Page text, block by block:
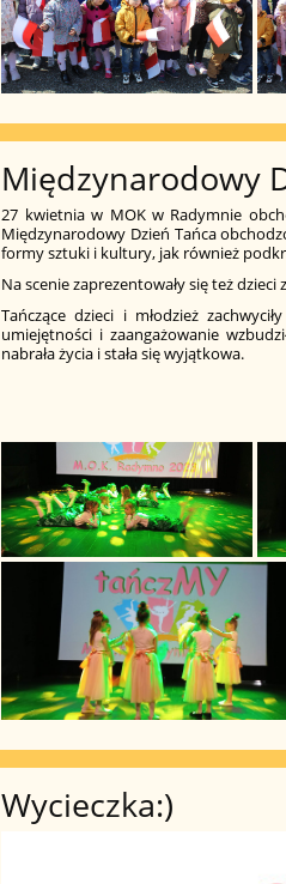
Międzynarodowy
27 kwietnia w MOK w Radymnie
Międzynarodowy Dzień Tańca
formy sztuki i kultury, jak również
Na scenie zaprezentowały się też dzieci
Tańczące dzieci i młodzież
umiejętności i zaangażowanie
nabrała życia i stała się wyjątkowa.
Wycieczka:)